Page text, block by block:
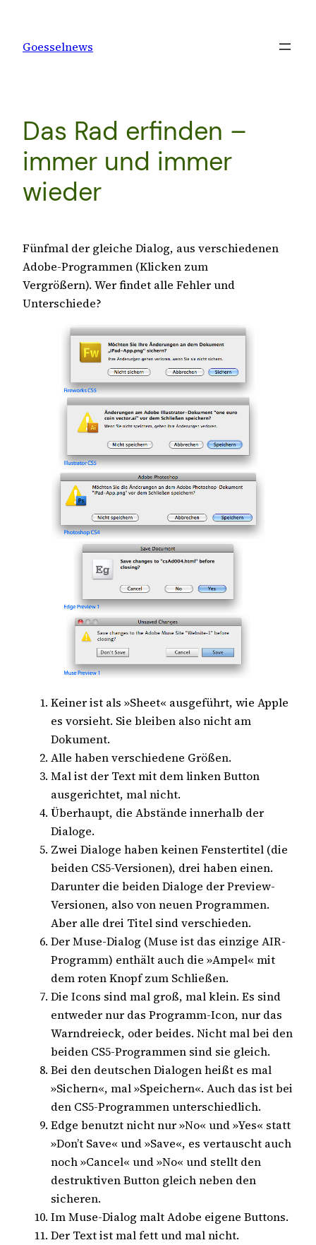
springen
Goesselnews
Das Rad erfinden –
immer und immer
wieder
Fünfmal der gleiche Dialog, aus verschiedenen
Adobe-Programmen (Klicken zum
Vergrößern). Wer findet alle Fehler und
Unterschiede?
Keiner ist als »Sheet« ausgeführt, wie Apple
es vorsieht. Sie bleiben also nicht am
Dokument.
Alle haben verschiedene Größen.
Mal ist der Text mit dem linken Button
ausgerichtet, mal nicht.
Überhaupt, die Abstände innerhalb der
Dialoge.
Zwei Dialoge haben keinen Fenstertitel (die
beiden CS5-Versionen), drei haben einen.
Darunter die beiden Dialoge der Preview-
Versionen, also von neuen Programmen.
Aber alle drei Titel sind verschieden.
Der Muse-Dialog (Muse ist das einzige AIR-
Programm) enthält auch die »Ampel« mit
dem roten Knopf zum Schließen.
Die Icons sind mal groß, mal klein. Es sind
entweder nur das Programm-Icon, nur das
Warndreieck, oder beides. Nicht mal bei den
beiden CS5-Programmen sind sie gleich.
Bei den deutschen Dialogen heißt es mal
»Sichern«, mal »Speichern«. Auch das ist bei
den CS5-Programmen unterschiedlich.
Edge benutzt nicht nur »No« und »Yes« statt
»Don’t Save« und »Save«, es vertauscht auch
noch »Cancel« und »No« und stellt den
destruktiven Button gleich neben den
sicheren.
Im Muse-Dialog malt Adobe eigene Buttons.
Der Text ist mal fett und mal nicht.